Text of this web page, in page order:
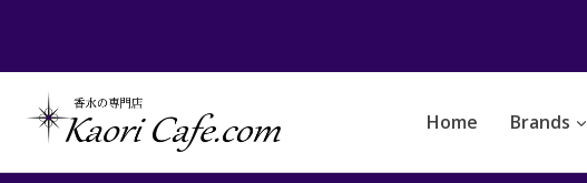
content
Home Brands